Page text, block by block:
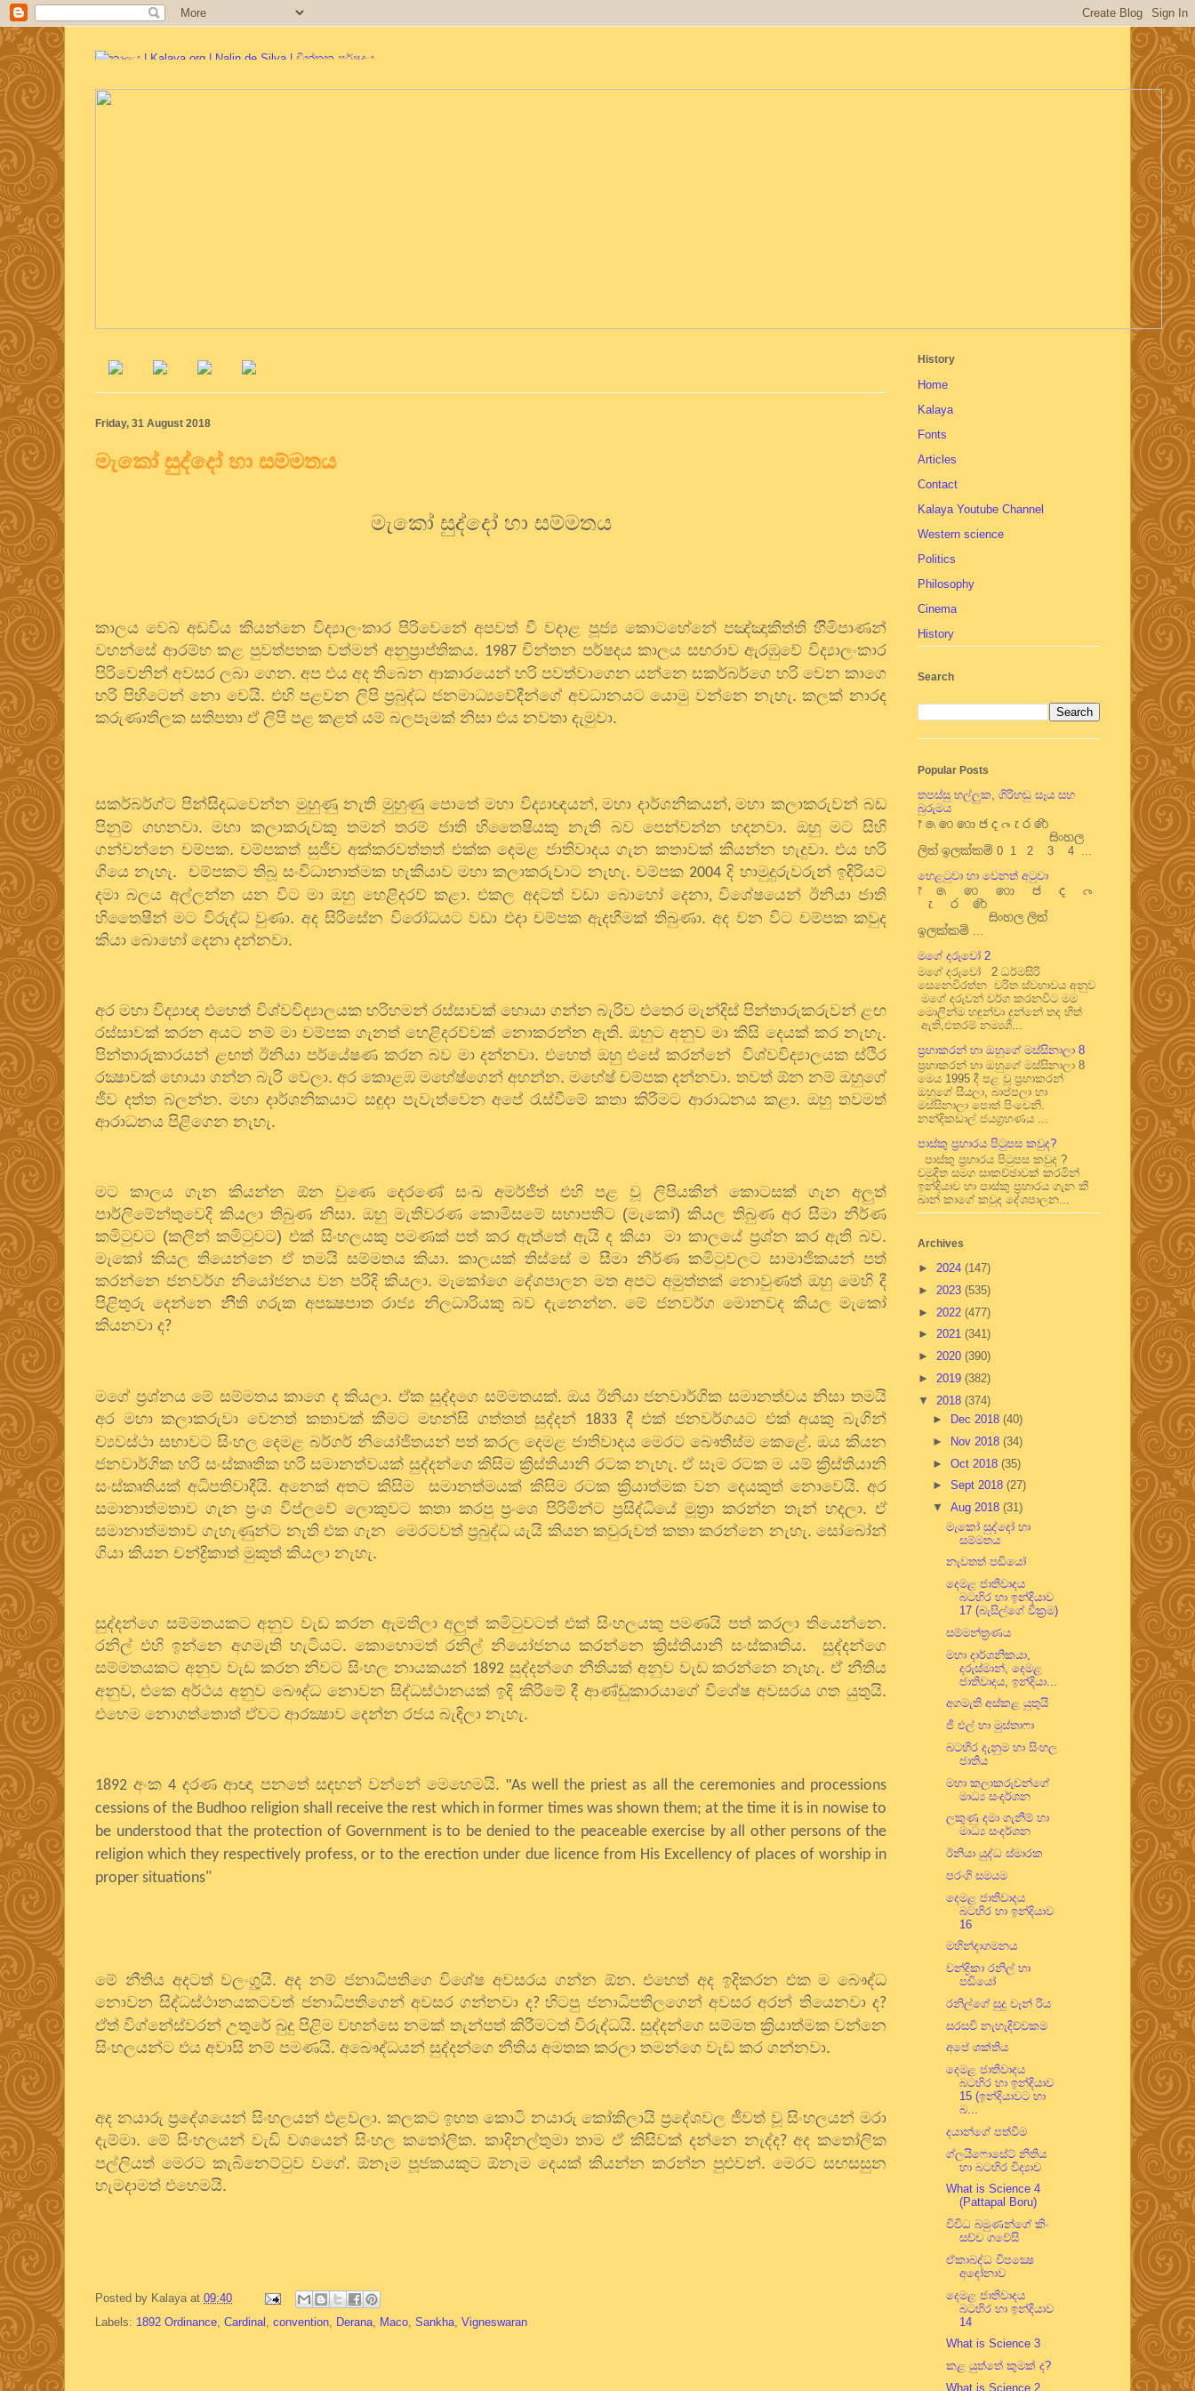
Friday, 31 August 2018
මැකෝ සුද්දෝ හා සම්මතය
මැකෝ සුද්දෝ හා සම්මතය
කාලය වෙබ් අඩවිය කියන්නෙ විද්‍යාලංකාර පිරිවෙනේ අපවත් වී වදාළ පූජ්‍ය කොටහේනේ පඤ්ඤාකිත්ති හිිමිපාණන්
වහන්සේ ආරම්භ කළ පුවත්පතක වත්මන් අනුප්‍රාප්තිකය. 1987චින්තන පර්ෂදය කාලය සඟරාව ඇරඹුවේ විද්‍යාලංකාර
පිරිවෙනින් අවසර ලබා ගෙන. අප එය අද තිබෙන ආකාරයෙන් හරි පවත්වාගෙන යන්නෙ සකර්බර්ගෙ හරි වෙන කාගෙ
හරි පිහිටෙන් නො වෙයි. එහි පළවන ලිපි ප්‍රබුද්ධ ජනමාධ්‍යවේදීන්ගේ අවධානයට යොමු වන්නෙ නැහැ. කලක් නාරද
කරුණාතිලක සතිපතා ඒ ලිපි පළ කළත් යම් බලපෑමක් නිසා එය නවතා දැමුවා.
සකර්බර්ග්ට පින්සිදධවෙන්න මුහුණු නැති මුහුණු පොතේ මහා විද්‍යාඥයන්,මහා දාර්ශනිකයන්,මහා කලාකරුවන් බඩ
පිනුම් ගහනවා. මහා කලාකරුවකු තමන් තරම් ජාති හිතෛෂියකු නැති බව පෙන්වන්න හදනවා. ඔහු මට සිහි
ගන්වන්නෙ චම්පක. චම්පකත් සුජීව අක්කරවත්තත් එක්ක දෙමළ ජාතිවාදය ගැන කතාවක් කියන්න හැදුවා. එය හරි
ගියෙ නැහැ.
චම්පකට තිබූ සංවිධානාත්මක හැකියාව මහා කලාකරුවාට නැහැ. චම්පක 2004 දි හාමුදුරුවරුන් ඉදිරියට
දමා බලය අල්ලන්න යන විට මා ඔහු හෙළිදරව් කළා. එකල අදටත් වඩා බොහෝ දෙනා,විශේෂයෙන් ඊනියා ජාති
හිතෛෂීන් මට විරුද්ධ වුණා. අද සිරිසේන විරෝධයට වඩා එදා චම්පක ඇදහීමක් තිබුණා. අද වන විට චම්පක කවුද
කියා බොහෝ දෙනා දන්නවා.
අර මහා විද්‍යාඥ එහෙත් විශ්වවිද්‍යාලයක හරිහමන් රස්සාවක් හොයා ගන්න බැරිව එතෙර මැන්දිස් පින්තාරුකරුවන් ළඟ
රස්සාවක් කරන අයට නම් මා චම්පක ගැනත් හෙළිදරව්වක් නොකරන්න ඇති. ඔහුට අනුව මා කිසි දෙයක් කර නැහැ.
පින්තාරුකාරයන් ළඟත් ඊනියා පර්යේෂණ කරන බව මා දන්නවා. එහෙත් ඔහු එසේ කරන්නේ
විශ්වවිද්‍යාලයක ස්ථිර
රක්‍ෂාවක් හොයා ගන්න බැරි වෙලා. අර කොළඹ මහේෂ්ගෙන් අහන්න. මහේෂ් චම්පක දන්නවා. තවත් ඕන නම් ඔහුගේ
ජීව දත්ත බලන්න. මහා දාර්ශනිකයාට සඳුදා පැවැත්වෙන අපේ රැස්වීමේ කතා කිරීමට ආරාධනය කළා. ඔහු තවමත්
ආරාධනය පිළිගෙන නැහැ.
මට කාලය ගැන කියන්න ඕන වුණෙ දෙරණේ සංඛ අමර්ජිත් එහි පළ වූ ලිපියකින් කොටසක් ගැන අලුත්
පාර්ලිමේන්තුවෙදි කියලා තිබුණ නිසා. ඔහු මැතිවරණ කොමිසමේ සභාපතිට (මැකෝ) කියල තිබුණ අර සීමා නීර්ණ
කමිටුවට (කලින් කමිටුවට) එක් සිංහලයකු පමණක් පත් කර ඇත්තේ ඇයි ද කියා
මා කාලයේ ප්‍රශ්න කර ඇති බව.
මැකෝ කියල තියෙන්නෙ ඒ තමයි සම්මතය කියා. කාලයක් තිස්සේ ම සීමා නීර්ණ කමිටුවලට සාමාජිකයන් පත්
කරන්නෙ ජනවර්ග නියෝජනය වන පරිදි කියලා. මැකෝගෙ දේශපාලන මත අපට අමුත්තක් නොවුණත් ඔහු මෙහි දී
පිළිතුරු දෙන්නෙ නීිති ගරුක අපක්‍ෂපාත රාජ්‍ය නිලධාරියකු බව දැනෙන්න. මේ ජනවර්ග මොනවද කියල මැකෝ
කියනවා ද?
මගේ ප්‍රශ්නය මේ සම්මතය කාගෙ ද කියලා. ඒක සුද්දගෙ සම්මතයක්. ඔය ඊනියා ජනවාර්ගික සමානත්වය නිසා තමයි
අර මහා කලාකරුවා වෙනත් කතාවක් කීමට මහන්සි ගත්තත් සුද්දන් 1833 දී එක් ජනවර්ගයට එක් අයකු බැගින්
ව්‍යවස්ථා සභාවට සිංහල දෙමළ බර්ගර් නියෝජිතයන් පත් කරල දෙමළ ජාතිවාදය මෙරට බෞතීස්ම කෙළේ. ඔය කියන
ජනවාර්ගික හරි සංස්කෘතික හරි සමානත්වයක් සුද්දන්ගෙ කිසිම ක්‍රිස්තියානි රටක නැහැ. ඒ සෑම රටක ම යම් ක්‍රිස්තියානි
සංස්කෘතියක් අධිපතිවාදීයි. අනෙක් අතට කිසිම
සමානත්මයක් කිසිම රටක ක්‍රියාත්මක වන දෙයකුත් නොවෙයි. අර
සමානාත්මතාව ගැන ප්‍රංශ විප්ලවේ ලොකුවට කතා කරපු ප්‍රංශෙ පිරිමින්ට ප්‍රසිද්ධියේ මූත්‍රා කරන්න තැන් හදලා. ඒ
සමානාත්මතාව ගැහැණුන්ට නැති එක ගැන මෙරටවත් ප්‍රබුද්ධ යැයි කියන කවුරුවත් කතා කරන්නෙ නැහැ. සෝබෝන්
ගියා කියන චන්ද්‍රිකාත් මුකුත් කියලා නැහැ.
සුද්දන්ගෙ සම්මතයකට අනුව වැඩ කරන ඇමතිලා අලුත් කමිටුවටත් එක් සිංහලයකු පමණයි පත් කරලා තියෙන්නෙ.
රනිල් එහි ඉන්නෙ අගමැති හැටියට. කොහොමත් රනිල් නියෝජනය කරන්නෙ ක්‍රිස්තියානි සංස්කෘතිය.
සුද්දන්ගෙ
සම්මතයකට අනුව වැඩ කරන නිවට සිංහල නායකයන් 1892 සුද්දන්ගෙ නීතියක් අනුව වැඩ කරන්නෙ නැහැ. ඒ නීතිය
අනුව, එකෙ අර්ථය අනුව බෞද්ධ නොවන සිද්ධස්ථානයක් ඉදි කිරීමේ දී ආණ්ඩුකාරයාගේ විශේෂ අවසරය ගත යුතුයි.
එහෙම නොගත්තොත් ඒවට ආරක්‍ෂාව දෙන්න රජය බැඳිලා නැහැ.
1892 අංක4 දරණ ආඥා පනතේ සඳහන් වන්නේ මෙහෙමයි. "As well the priest as all the ceremonies and processions
cessions of the Budhoo religion shall receive the rest which in former times was shown them; at the time it is in nowise to
be understood that the protection of Government is to be denied to the peaceable exercise by all other persons of the
religion which they respectively profess, or to the erection under due licence from His Excellency of places of worship in
proper situations"
මේ නීතිය අදටත් වලංගුුයි. අද නම් ජනාධිපතිගෙ විශේෂ අවසරය ගන්න ඕන. එහෙත් අද ඉදිකරන එක ම බෞද්ධ
නොවන සිද්ධස්ථානයකටවත් ජනාධිපතිගෙන් අවසර ගන්නවා ද?හිටපු ජනාධිපතිලගෙන් අවසර අරන් තියෙනවා ද?
ඒත් විග්නේස්වරන් උතුරේ බුදු පිළිම වහන්සෙ නමක් තැන්පත් කිරීමටත් විරුද්ධයි. සුද්දන්ගෙ සම්මත ක්‍රියාත්මක වන්නෙ
සිංහලයන්ට එය අවාසි නම් පමණයි. අබෞද්ධයන් සුද්දන්ගෙ නීතිය අමතක කරලා තමන්ගෙ වැඩ කර ගන්නවා.
අද නයාරු ප්‍රදේශයෙන් සිංහලයන් එළවලා. කලකට ඉහත කොටි නයාරු කෝකිලායි ප්‍රදේශවල ජීවත් වූ සිංහලයන් මරා
දැම්මා. මේ සිංහලයන් වැඩි වශයෙන් සිංහල කතෝලික. කාදිනල්තුමා තාම ඒ කිසිවක් දන්නෙ නැද්ද? අද කතෝලික
පල්ලියත් මෙරට කැබිනෙට්ටුව වගේ. ඕනෑම පූජකයකුට ඕනෑම දෙයක් කියන්න කරන්න පුළුවන්. මෙරට සඟසසුන
හැමදාමත් එහෙමයි.
Posted by Kalaya at 09:40
Labels: 1892 Ordinance Cardinal convention Derana Maco Sankha Vigneswaran
History
Home
Kalaya
Fonts
Articles
Contact
Kalaya Youtube Channel
Western science
Politics
Philosophy
Cinema
History
Search
Popular Posts
තපස්සු භල්ලුක, ගිරිහඬු සෑය සහ
බුරුමය
෦ ෧ ෨ ෩ ෪ ෫ ෬ ෭ ෮ ෯
සිංහල
ලිත් ඉලක්කම් 0 1 2 3 4 ...
හෙළටුවා හා වෙනත් අටුවා
෦ ෧ ෨ ෩ ෪ ෫ ෬
෭ ෮ ෯
සිංහල ලිත්
ඉලක්කම් ...
මගේ දරුවෝ 2
මගේ දරුවෝ 2 ධර්මසිරි
සෙනෙවිරත්න චරිත ස්වභාවය අනුව
මගේ දරුවන් වර්ග කරනවිට මම
මොලින්ම හඳුන්වා දුන්නේ තද හිත්
ඇති,එතරම් නම්‍යශී...
ප්‍රභාකරන් හා ඔහුගේ මස්සිනාලා 8
ප්‍රභාකරන් හා ඔහුගේ මස්සිනාලා 8
මෙය 1995 දී පළ වූ ප්‍රභාකරන්
ඔහුගේ සීයලා, බාප්පලා හා
මස්සිනාලා පොත් පිංචෙනි.
නන්දිකඩාල් ජයග්‍රහණය ...
පාස්කු ප්‍රහාරය පිටුපස කවුද?
පාස්කු ප්‍රහාරය පිටුපස කවුද ?
චමුදිත සමග සාකච්ඡාවක් කරමින්
ඉන්දියාව හා පාස්කු ප්‍රහාරය ගැන කී
ඛාන් කාගේ කවුද දේශපාලන...
Archives
► 2024 (147)
► 2023 (535)
► 2022 (477)
► 2021 (341)
► 2020 (390)
► 2019 (382)
▼ 2018 (374)
►
Dec 2018 (40)
►
Nov 2018 (34)
► Oct 2018 (35)
► Sept 2018 (27)
▼ Aug 2018 (31)
මැකෝ සුද්දෝ හා
සම්මතය
නැවතත් පඬියෝ
දෙමළ ජාතිවාදය
බටහිර හා ඉන්දියාව
17 (බැසිල්ගේ වික්‍රම)
සම්මන්ත්‍රණය
මහා දාර්ශනිකයා,
දරුස්මාන්, දෙමළ
ජාතිවාදය, ඉන්දියා...
අගමැති අස්කළ යුතුයි
ජී එල් හා මුස්තාෆා
බටහිර දැනුම හා සිංහල
ජාතිය
මහා කලාකරුවන්ගේ
මාධ්‍ය සංදර්ශන
ලකුණු දමා ගැනීම් හා
මාධ්‍ය සංදර්ශන
ඊනියා යුද්ධ ස්මාරක
පරංගි සමයම
දෙමළ ජාතිවාදය
බටහිර හා ඉන්දියාව
16
මහින්දාගමනය
චන්ද්‍රිකා රනිල් හා
පඬියෝ
රනිල්ගේ සුදු වෑන් රිය
සරසවි නැහැදිච්චකම
අපේ ශක්තිය
දෙමළ ජාතිවාදය
බටහිර හා ඉන්දියාව
15 (ඉන්දියාවට හා
බ...
දයාන්ගේ පත්වීම
ග්ලයිෆොසේට් නීතිය
හා බටහිර විද්‍යාව
What is Science 4
(Pattapal Boru)
විවිධ බමුණන්ගේ කිං
සච්ච ගවේසි
ඒකාබද්ධ විපක්‍ෂෙ
අඳෝනාව
දෙමළ ජාතිවාදය
බටහිර හා ඉන්දියාව
14
What is Science 3
කළ යුත්තේ කුමක් ද?
What is Science 2